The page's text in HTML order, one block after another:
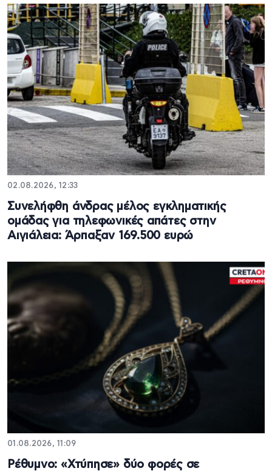
02.08.2026, 12:33
Συνελήφθη άνδρας μέλος εγκληματικής
ομάδας για τηλεφωνικές απάτες στην
Αιγιάλεια: Άρπαξαν 169.500 ευρώ
01.08.2026, 11:09
Ρέθυμνο: «Χτύπησε» δύο φορές σε